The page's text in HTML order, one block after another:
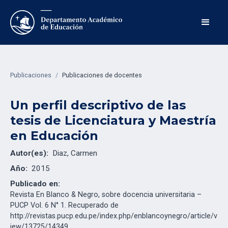
Publicaciones / Publicaciones de docentes
Un perfil descriptivo de las
tesis de Licenciatura y Maestría
en Educación
Autor(es): Diaz, Carmen
Año: 2015
Publicado en:
Revista En Blanco & Negro, sobre docencia universitaria –
PUCP Vol. 6 N° 1. Recuperado de
http://revistas.pucp.edu.pe/index.php/enblancoynegro/article/v